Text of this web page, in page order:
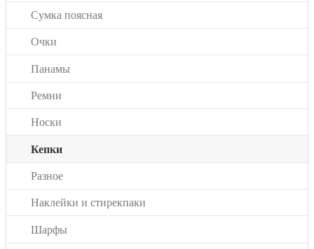
Сумка поясная
Очки
Панамы
Ремни
Носки
Кепки
Разное
Наклейки и стирекпаки
Шарфы